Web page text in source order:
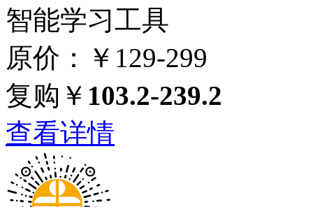
智能学习工具
原价：￥129-299
复购￥ 103.2-239.2
查看详情